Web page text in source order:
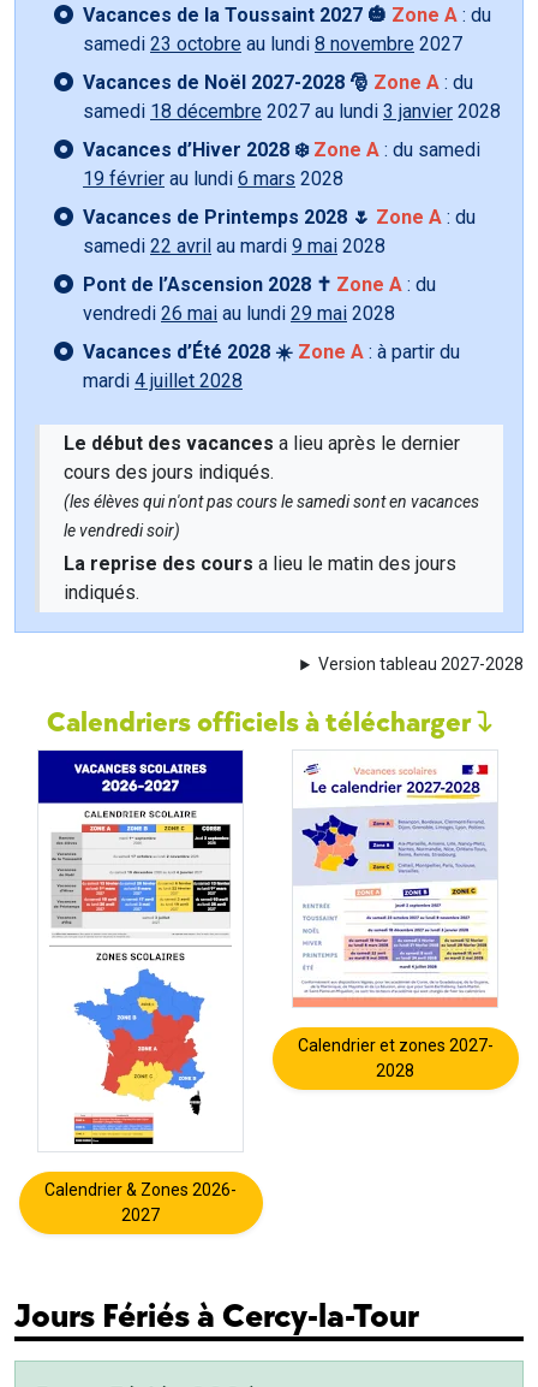
Vacances de la Toussaint 2027 🎃 Zone A : du
samedi 23 octobre au lundi 8 novembre 2027
Vacances de Noël 2027-2028 🎅 Zone A : du
samedi 18 décembre 2027 au lundi 3 janvier 2028
Vacances d’Hiver 2028 ❄️ Zone A : du samedi
19 février au lundi 6 mars 2028
Vacances de Printemps 2028 🌷 Zone A : du
samedi 22 avril au mardi 9 mai 2028
Pont de l’Ascension 2028 ✝️ Zone A : du
vendredi 26 mai au lundi 29 mai 2028
Vacances d’Été 2028 ☀️ Zone A : à partir du
mardi 4 juillet 2028
Le début des vacances a lieu après le dernier
cours des jours indiqués.
(les élèves qui n'ont pas cours le samedi sont en vacances
le vendredi soir)
La reprise des cours a lieu le matin des jours
indiqués.
Version tableau 2027-2028
Calendriers officiels à télécharger
Calendrier & Zones 2026-
2027
Calendrier et zones 2027-
2028
Jours Fériés à Cercy-la-Tour